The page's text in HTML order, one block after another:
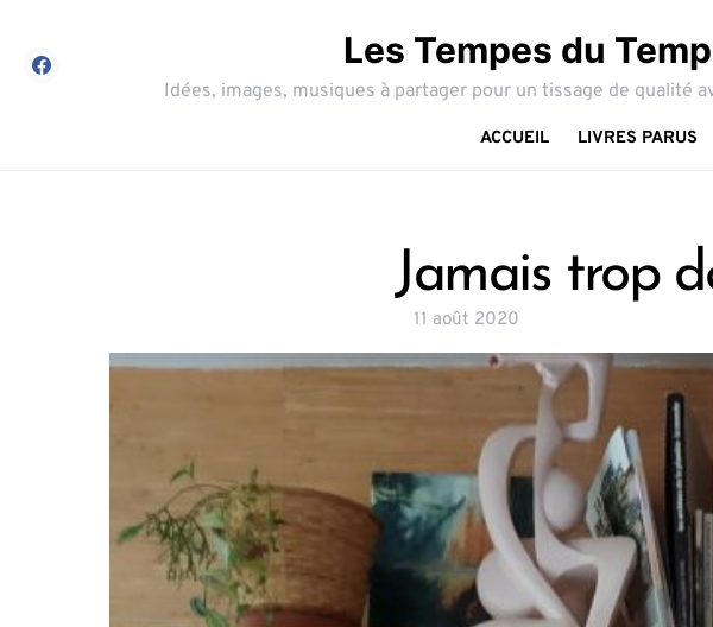
Les Tempes du
Idées, images, musiques à partager pour un tissage de qualité
ACCUEIL LIVRES PARUS
Jamais trop
11 août 2020